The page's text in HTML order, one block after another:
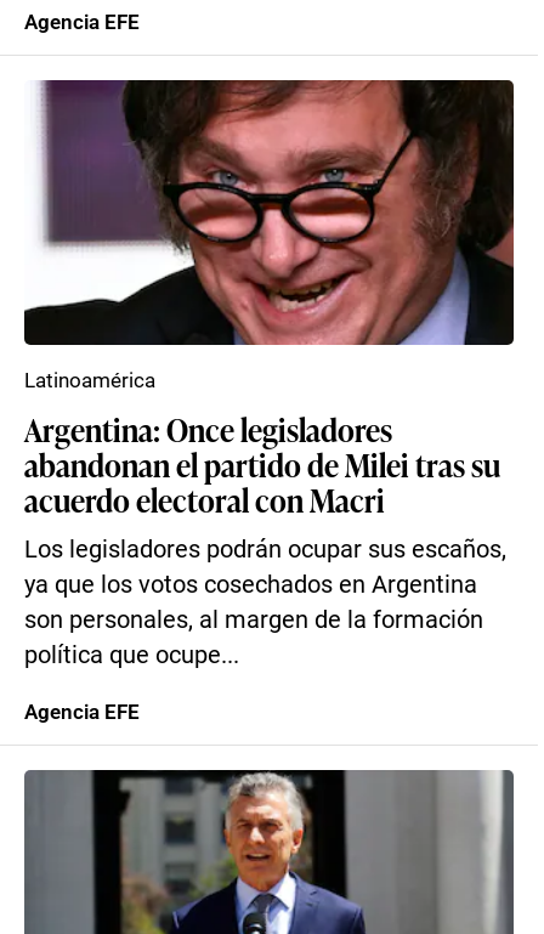
Agencia EFE
Argentina: Once legisladores
abandonan el partido de Milei tras su
acuerdo electoral con Macri
Los legisladores podrán ocupar sus escaños,
ya que los votos cosechados en Argentina
son personales, al margen de la formación
política que ocupe...
Latinoamérica
Agencia EFE